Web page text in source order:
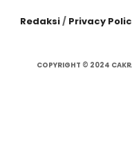
Redaksi/ Privacy
COPYRIGHT © 2024